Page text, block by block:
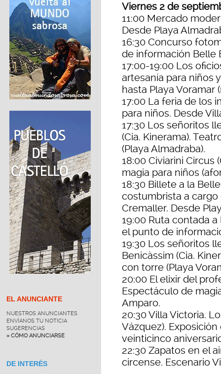
EL ANUNCIANTE
NUESTROS ANUNCIANTES
ENVÍANOS TU NOTICIA
SUGERENCIAS
» CÓMO ANUNCIARSE
DE INTERÉS
Viernes 2 de
11:00 Mercado
Desde Playa
16:30 Concurso
de información Belle
17:00-19:00 Los
artesanía para niños
hasta Playa Voramar
17:00 La feria de los
para niños. Desde
17:30 Los señoritos
(Cia. Kinerama).
(Playa Almadraba).
18:00 Civiarini Circus
magia para niños
18:30 Billete a la
costumbrista a cargo
Cremaller. Desde
19:00 Ruta contada a
el punto de
19:30 Los señoritos
Benicàssim (Cia.
con torre (Playa
20:00 El elixir del
Espectáculo de
Amparo.
20:30 Villa Victoria.
Vázquez).
veinticinco
22:30 Zapatos en el
circense. Escenario